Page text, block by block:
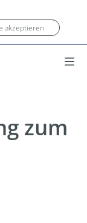
akzeptieren
zum